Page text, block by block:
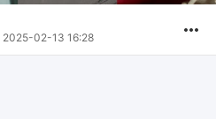
2025-02-13 16:28